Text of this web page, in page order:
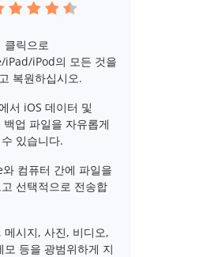
클릭으로
iPad/iPod의 모든 것을
복원하십시오.
서 iOS 데이터 및
업 파일을 자유롭게
있습니다.
컴퓨터 간에 파일을
선택적으로 전송합
메시지, 사진, 비디오,
모 등을 광범위하게 지